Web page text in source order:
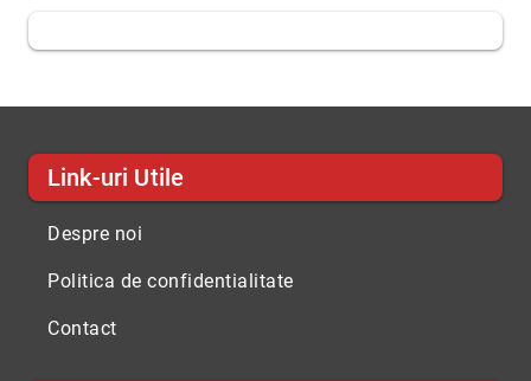
Link-uri Utile
Despre noi
Politica de confidentialitate
Contact